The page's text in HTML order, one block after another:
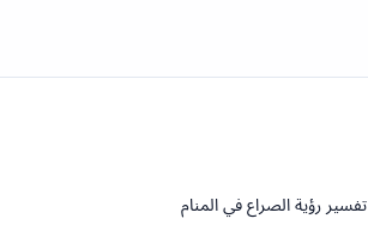
تفسير رؤية الصراع في المنام